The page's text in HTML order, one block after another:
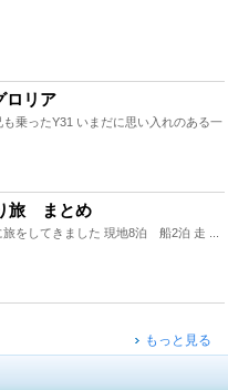
ロリア
乗ったY31 いまだに思い入れのある一
旅 まとめ
をしてきました 現地8泊 船2泊 走 ...
もっと見る